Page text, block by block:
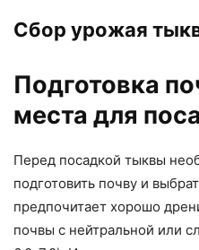
Сбор урожая
Подготовка
места для
Перед посадкой тыквы
подготовить почву и
предпочитает хорошо
почвы с нейтральной или